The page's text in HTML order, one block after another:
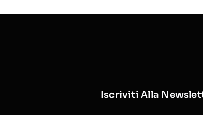
Iscriviti Alla